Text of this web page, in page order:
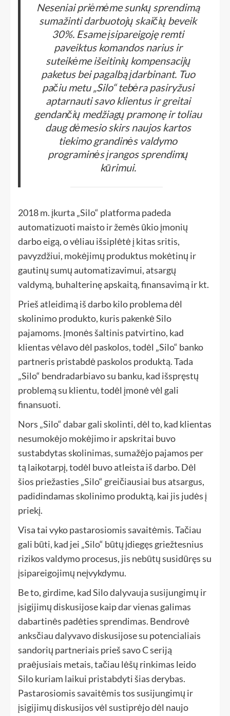
Neseniai priėmėme sunkų sprendimą
sumažinti darbuotojų skaičių beveik
30%. Esame įsipareigoję remti
paveiktus komandos narius ir
suteikėme išeitinių kompensacijų
paketus bei pagalbą įdarbinant. Tuo
pačiu metu „Silo“ tebėra pasiryžusi
aptarnauti savo klientus ir greitai
gendančių medžiagų pramonę ir toliau
daug dėmesio skirs naujos kartos
tiekimo grandinės valdymo
programinės įrangos sprendimų
kūrimui.
2018 m. įkurta „Silo“ platforma padeda
automatizuoti maisto ir žemės ūkio įmonių
darbo eigą, o vėliau išsiplėtė į kitas sritis,
pavyzdžiui, mokėjimų produktus mokėtinų ir
gautinų sumų automatizavimui, atsargų
valdymą, buhalterinę apskaitą, finansavimą ir kt.
Prieš atleidimą iš darbo kilo problema dėl
skolinimo produkto, kuris pakenkė Silo
pajamoms. Įmonės šaltinis patvirtino, kad
klientas vėlavo dėl paskolos, todėl „Silo“ banko
partneris pristabdė paskolos produktą. Tada
„Silo“ bendradarbiavo su banku, kad išspręstų
problemą su klientu, todėl įmonė vėl gali
finansuoti.
Nors „Silo“ dabar gali skolinti, dėl to, kad klientas
nesumokėjo mokėjimo ir apskritai buvo
sustabdytas skolinimas, sumažėjo pajamos per
tą laikotarpį, todėl buvo atleista iš darbo. Dėl
šios priežasties „Silo“ greičiausiai bus atsargus,
padidindamas skolinimo produktą, kai jis judės į
priekį.
Visa tai vyko pastarosiomis savaitėmis. Tačiau
gali būti, kad jei „Silo“ būtų įdiegęs griežtesnius
rizikos valdymo procesus, jis nebūtų susidūręs su
įsipareigojimų neįvykdymu.
Be to, girdime, kad Silo dalyvauja susijungimų ir
įsigijimų diskusijose kaip dar vienas galimas
dabartinės padėties sprendimas. Bendrovė
anksčiau dalyvavo diskusijose su potencialiais
sandorių partneriais prieš savo C seriją
praėjusiais metais, tačiau lėšų rinkimas leido
Silo kuriam laikui pristabdyti šias derybas.
Pastarosiomis savaitėmis tos susijungimų ir
įsigijimų diskusijos vėl sustiprėjo dėl naujo